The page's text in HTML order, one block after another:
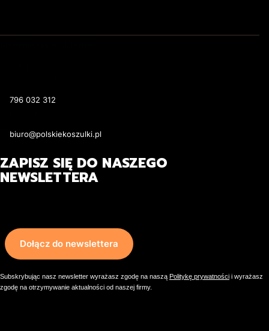
796 032 312
biuro@polskiekoszulki.pl
ZAPISZ SIĘ DO NASZEGO
NEWSLETTERA
Dołącz do newslettera
Subskrybując nasz newsletter wyrażasz zgodę na naszą Politykę prywatności i wyrażasz
zgodę na otrzymywanie aktualności od naszej firmy.